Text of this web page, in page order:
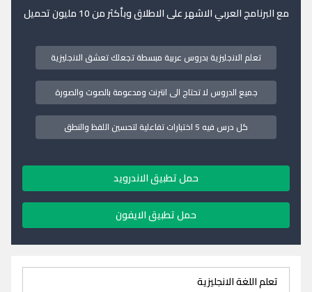
مع البرنامج العربي الاشهر على الاطلاق وبأكثر من 10 مليون تحميل
تعلم الانجليزية بدروس عربية مبسطة تجعلك تعشق الانجليزية
جميع الدروس لا تحتاج الى انترنت ومدعومة بالصوت والصورة
كل درس فيه 5 اختبارات تفاعلية لتحسين اللفظ والنطق
حمل تطبيق الاندرويد
حمل تطبيق الايفون
تعلم اللغة الانجليزية